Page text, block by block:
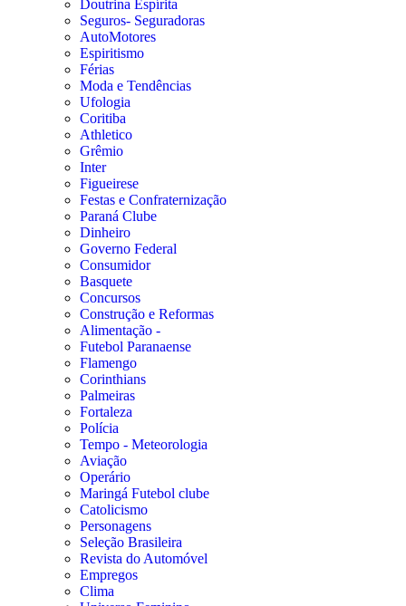
Doutrina Espírita
Seguros- Seguradoras
AutoMotores
Espiritismo
Férias
Moda e Tendências
Ufologia
Coritiba
Athletico
Grêmio
Inter
Figueirese
Festas e Confraternização
Paraná Clube
Dinheiro
Governo Federal
Consumidor
Basquete
Concursos
Construção e Reformas
Alimentação -
Futebol Paranaense
Flamengo
Corinthians
Palmeiras
Fortaleza
Polícia
Tempo - Meteorologia
Aviação
Operário
Maringá Futebol clube
Catolicismo
Personagens
Seleção Brasileira
Revista do Automóvel
Empregos
Clima